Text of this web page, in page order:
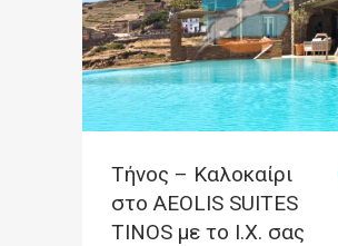
Τήνος – Καλοκαίρι
στο AEOLIS SUITES
TINOS με το Ι.Χ. σας